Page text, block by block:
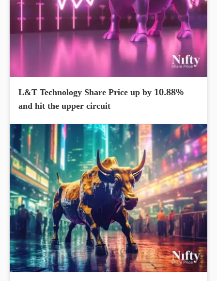
L&T Technology Share Price up by 10.88%
and hit the upper circuit